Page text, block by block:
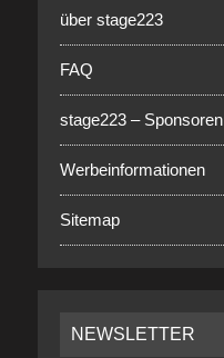
über stage223
FAQ
stage223 – Sponsoren
Werbeinformationen
Sitemap
NEWSLETTER